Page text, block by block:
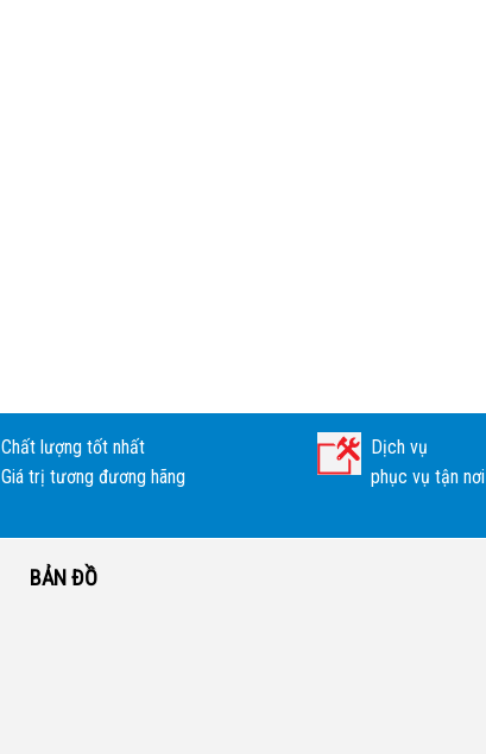
Chất lượng tốt nhất
Giá trị tương đương hãng
Dịch vụ
phục vụ tận nơi
BẢN ĐỒ